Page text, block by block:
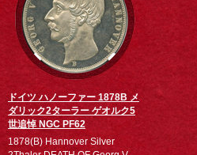
ドイツ ハノーファー 1878B メ
ダリック2ターラー ゲオルク5
世追悼 NGC PF62
1878(B) Hannover Silver